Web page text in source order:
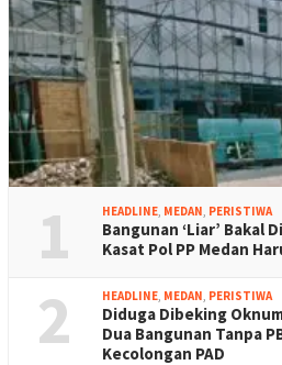
1 HEADLINE MEDAN PERISTIWA
Bangunan ‘Liar’ Bakal
Kasat Pol PP Medan
2 HEADLINE MEDAN PERISTIWA
Diduga Dibeking
Dua Bangunan Tanpa
Kecolongan PAD